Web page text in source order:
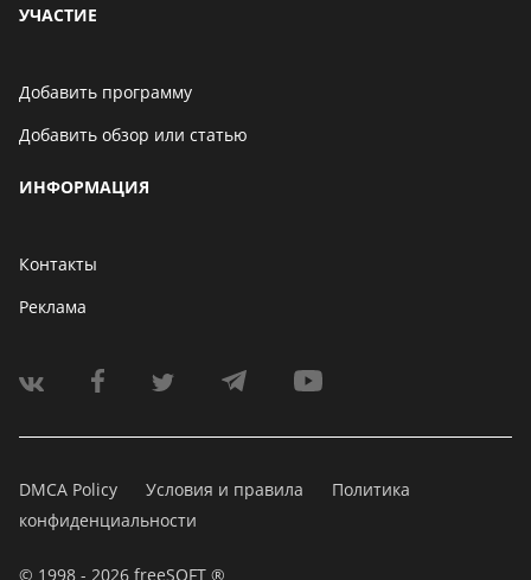
УЧАСТИЕ
Добавить программу
Добавить обзор или статью
ИНФОРМАЦИЯ
Контакты
Реклама
DMCA Policy Условия и правила
Политика
конфиденциальности
© 1998 - 2026 freeSOFT ®